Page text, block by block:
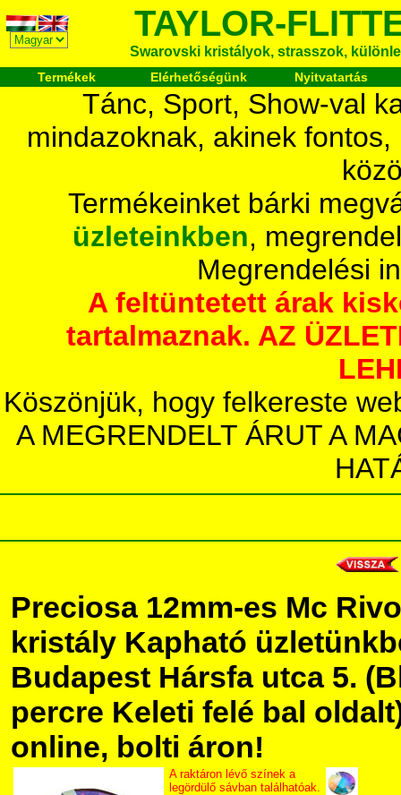
TAYLOR-
Swarovski kristályok, strasszok,
Termékek Elérhetőségünk Nyitvatartás
Tánc, Sport, Show-val
mindazoknak, akinek
Termékeinket bárki
üzleteinkben,
Megrendelési
A feltüntetett árak
tartalmaznak. AZ
Köszönjük, hogy felkereste
A MEGRENDELT ÁRUT A
Preciosa 12mm-es Mc
kristály Kapható
Budapest Hársfa utca 5.
percre Keleti felé bal
online, bolti áron!
A raktáron lévő színek a
legördülő sávban találhatóak.